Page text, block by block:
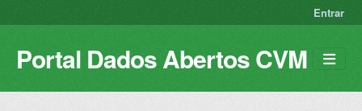
Entrar
Portal Dados Abertos CVM